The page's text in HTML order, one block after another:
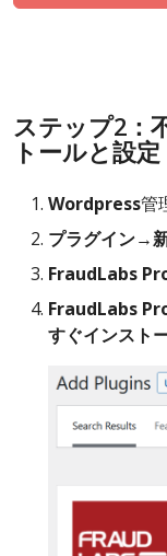
ステップ2：
トールと設定
Wordpress管
プラグイン→
FraudLabs
FraudLabs
すぐインスト